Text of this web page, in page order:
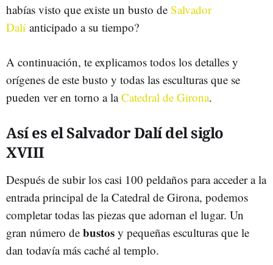
habías visto que existe un busto de Salvador
Dalíanticipado a su tiempo?
A continuación, te explicamos todos los detalles y
orígenes de este busto y todas las esculturas que se
pueden ver en torno a laCatedral de Girona.
Así es el Salvador Dalí del siglo
XVIII
Después de subir los casi 100 peldaños para acceder a la
entrada principal de la Catedral de Girona, podemos
completar todas las piezas que adornan el lugar. Un
gran número de bustos y pequeñas esculturas que le
dan todavía más caché al templo.